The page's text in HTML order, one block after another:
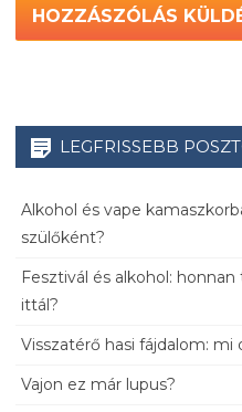
LEGFRISSEBB
Alkohol és vape
szülőként?
Fesztivál és alkohol:
ittál?
Visszatérő hasi fájdalom: mi
Vajon ez már lupus?